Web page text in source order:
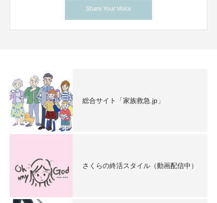
Share Your Voice
総合サイト「家族救急.jp」
さくらの終活スタイル（動画配信中）